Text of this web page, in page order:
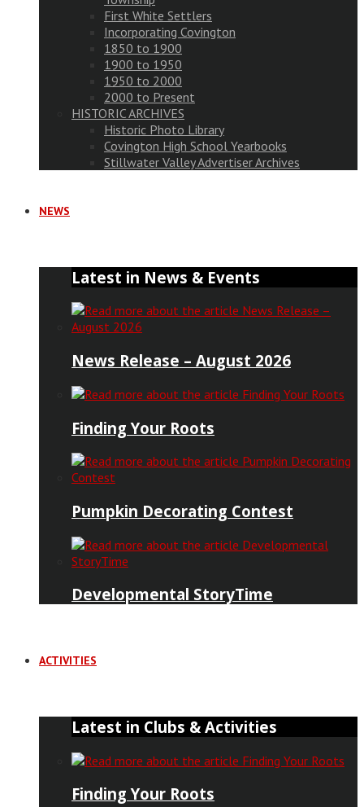
First White Settlers
Incorporating Covington
1850 to 1900
1900 to 1950
1950 to 2000
2000 to Present
HISTORIC ARCHIVES
Historic Photo Library
Covington High School Yearbooks
Stillwater Valley Advertiser Archives
NEWS
Latest in News & Events
News Release – August 2026
Finding Your Roots
Pumpkin Decorating Contest
Developmental StoryTime
ACTIVITIES
Latest in Clubs & Activities
Finding Your Roots